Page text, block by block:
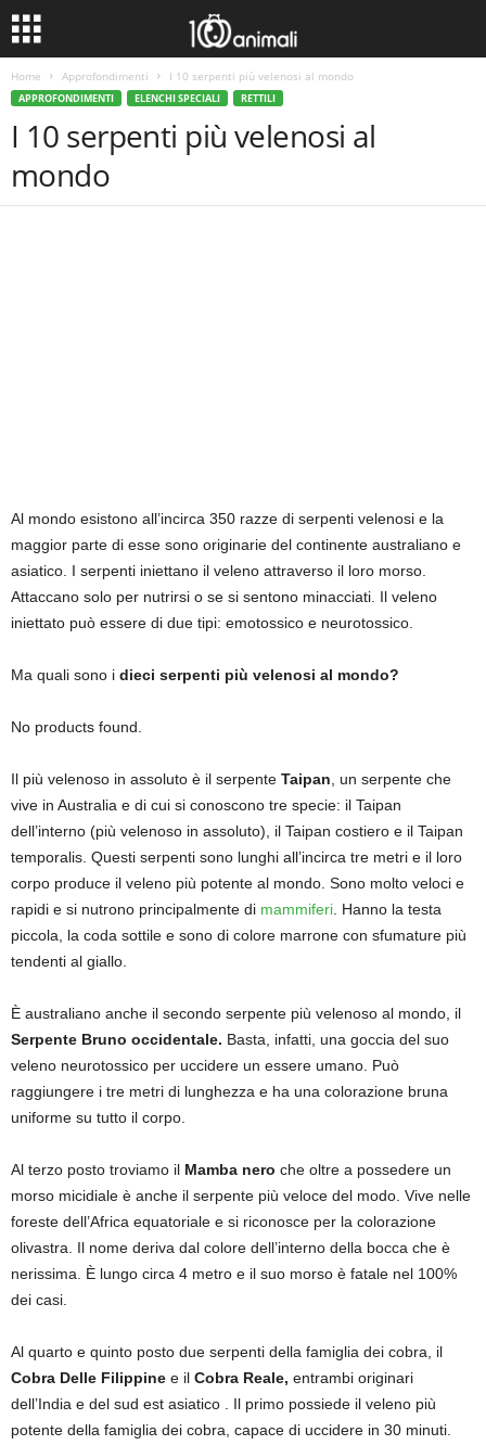
Home Approfondimenti I 10 serpenti più velenosi al mondo
APPROFONDIMENTI ELENCHI SPECIALI RETTILI
I 10 serpenti più velenosi al
mondo
Al mondo esistono all’incirca 350 razze di serpenti velenosi e la
maggior parte di esse sono originarie del continente australiano e
asiatico. I serpenti iniettano il veleno attraverso il loro morso.
Attaccano solo per nutrirsi o se si sentono minacciati. Il veleno
iniettato può essere di due tipi: emotossico e neurotossico.
Ma quali sono i dieci serpenti più velenosi al mondo?
No products found.
Il più velenoso in assoluto è il serpente Taipan , un serpente che
vive in Australia e di cui si conoscono tre specie: il Taipan
dell’interno (più velenoso in assoluto), il Taipan costiero e il Taipan
temporalis. Questi serpenti sono lunghi all’incirca tre metri e il loro
corpo produce il veleno più potente al mondo. Sono molto veloci e
rapidi e si nutrono principalmente di mammiferi . Hanno la testa
piccola, la coda sottile e sono di colore marrone con sfumature più
tendenti al giallo.
È australiano anche il secondo serpente più velenoso al mondo, il
Serpente Bruno occidentale. Basta, infatti, una goccia del suo
veleno neurotossico per uccidere un essere umano. Può
raggiungere i tre metri di lunghezza e ha una colorazione bruna
uniforme su tutto il corpo.
Al terzo posto troviamo il Mamba nero che oltre a possedere un
morso micidiale è anche il serpente più veloce del modo. Vive nelle
foreste dell’Africa equatoriale e si riconosce per la colorazione
olivastra. Il nome deriva dal colore dell’interno della bocca che è
nerissima. È lungo circa 4 metro e il suo morso è fatale nel 100%
dei casi.
Al quarto e quinto posto due serpenti della famiglia dei cobra, il
Cobra Delle Filippine e il Cobra Reale, entrambi originari
dell’India e del sud est asiatico . Il primo possiede il veleno più
potente della famiglia dei cobra, capace di uccidere in 30 minuti.